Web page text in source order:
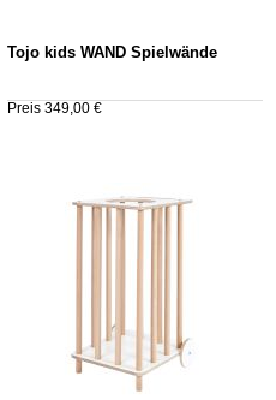
Tojo kids WAND Spielwände
Preis 349,00 €